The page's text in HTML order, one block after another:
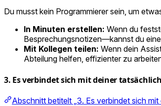
Du musst kein Programmierer sein, um
In Minuten erstellen: Wenn du
Besprechungsnotizen—kannst du
Mit Kollegen teilen: Wenn dein
Abteilung helfen, effizienter zu
3. Es verbindet sich mit deiner
Abschnitt betitelt „3. Es verbindet sich